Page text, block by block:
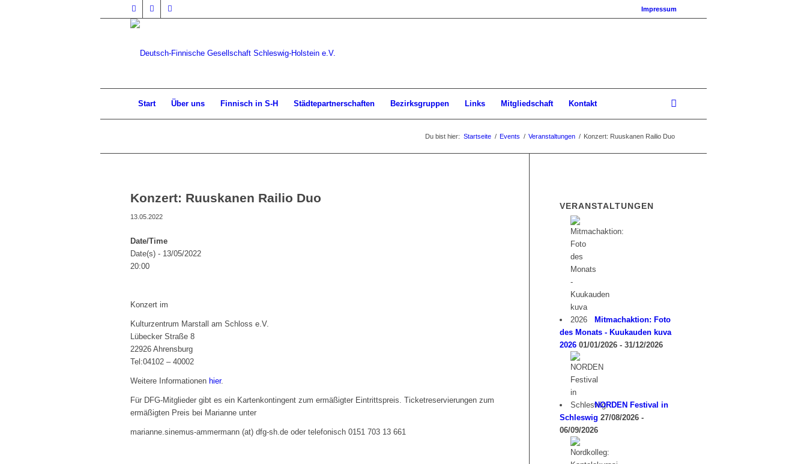
Impressum
Start Über uns Finnisch in S-H Städtepartnerschaften Bezirksgruppen Links Mitgliedschaft Kontakt
Du bist hier: Startseite / Events / Veranstaltungen / Konzert: Ruuskanen Railio Duo
Konzert: Ruuskanen Railio Duo
13.05.2022
Date/Time
Date(s) - 13/05/2022
20:00
Konzert im
Kulturzentrum Marstall am Schloss e.V.
Lübecker Straße 8
22926 Ahrensburg
Tel:04102 – 40002
Weitere Informationen hier.
Für DFG-Mitglieder gibt es ein Kartenkontingent zum ermäßigter Eintrittspreis. Ticketreservierungen zum
ermäßigten Preis bei Marianne unter
marianne.sinemus-ammermann (at) dfg-sh.de oder telefonisch 0151 703 13 661
VERANSTALTUNGEN
Mitmachaktion: Foto
des Monats - Kuukauden kuva
2026 01/01/2026 - 31/12/2026
NORDEN Festival in
Schleswig 27/08/2026 -
06/09/2026